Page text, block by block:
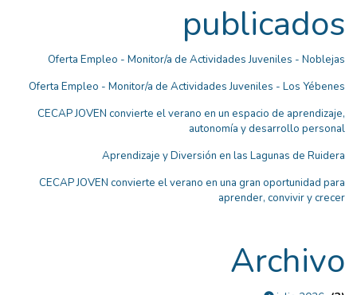
publicados
Oferta Empleo - Monitor/a de Actividades Juveniles - Noblejas
Oferta Empleo - Monitor/a de Actividades Juveniles - Los Yébenes
CECAP JOVEN convierte el verano en un espacio de aprendizaje,
autonomía y desarrollo personal
Aprendizaje y Diversión en las Lagunas de Ruidera
CECAP JOVEN convierte el verano en una gran oportunidad para
aprender, convivir y crecer
Archivo